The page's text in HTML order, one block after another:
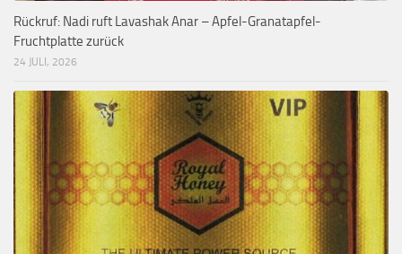
Rückruf: Nadi ruft Lavashak Anar – Apfel-Granatapfel-
Fruchtplatte zurück
24 JULI, 2026